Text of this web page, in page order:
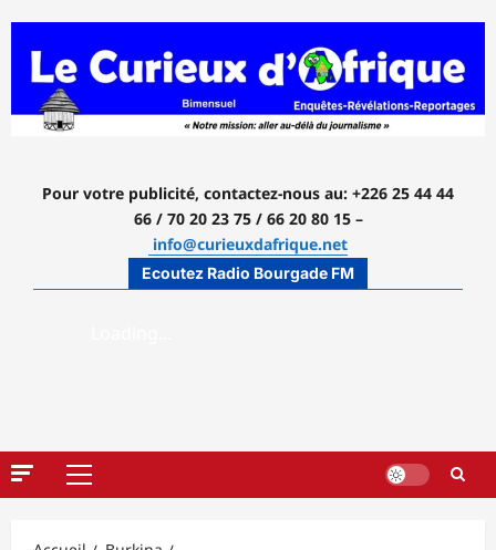
contenu
Pour votre publicité, contactez-nous au: +226 25 44 44
66 / 70 20 23 75 / 66 20 80 15 –
info@curieuxdafrique.net
Ecoutez Radio Bourgade FM
Menu